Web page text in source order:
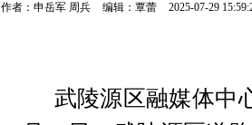
作者：申岳军 周兵 编辑：覃蕾 2025-07-29
武陵源区融媒体中